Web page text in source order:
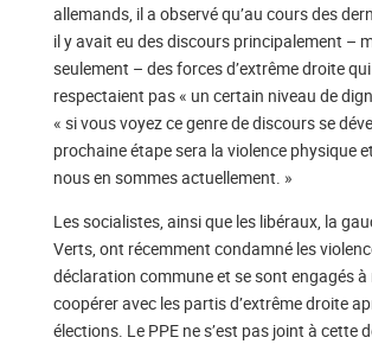
allemands, il a observé qu’au cours des
il y avait eu des discours principalement –
seulement – ​​des forces d’extrême droite
respectaient pas « un certain niveau de
« si vous voyez ce genre de discours se
prochaine étape sera la violence physique
nous en sommes actuellement. »
Les socialistes, ainsi que les libéraux, la
Verts, ont récemment condamné les
déclaration commune et se sont engagés à
coopérer avec les partis d’extrême droite
élections. Le PPE ne s’est pas joint à cette